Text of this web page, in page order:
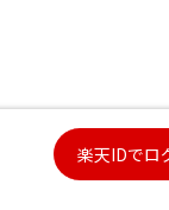
楽天IDでロ